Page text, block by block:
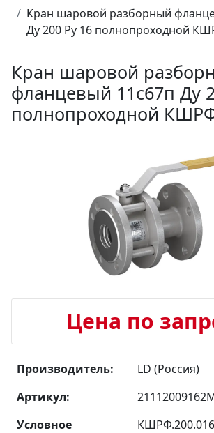
Кран шаровой разборный
Ду 200 Ру 16 полнопроходной
Кран шаровой
фланцевый 11с67п Ду
полнопроходной
Цена по
Производитель:
LD (Россия)
Артикул:
Условное